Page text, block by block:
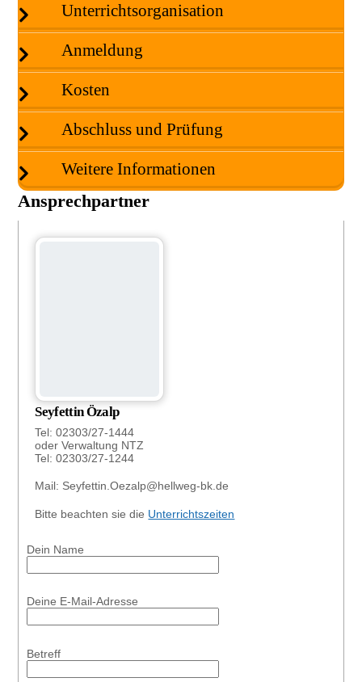
Unterrichtsorganisation
Anmeldung
Kosten
Abschluss und Prüfung
Weitere Informationen
Ansprechpartner
Seyfettin Özalp
Tel: 02303/27-1444
oder Verwaltung NTZ
Tel: 02303/27-1244
Mail: Seyfettin.Oezalp@hellweg-bk.de
Bitte beachten sie die Unterrichtszeiten
Dein Name
Deine E-Mail-Adresse
Betreff